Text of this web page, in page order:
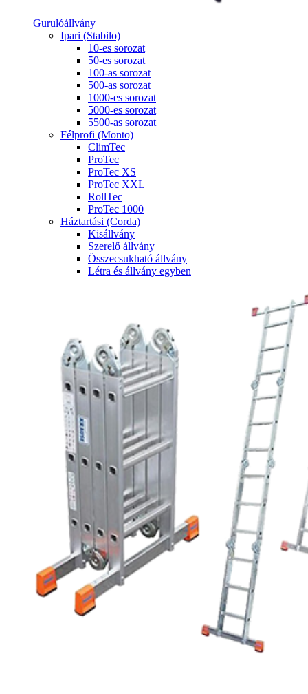
Gurulóállvány
Ipari (Stabilo)
10-es sorozat
50-es sorozat
100-as sorozat
500-as sorozat
1000-es sorozat
5000-es sorozat
5500-as sorozat
Félprofi (Monto)
ClimTec
ProTec
ProTec XS
ProTec XXL
RollTec
ProTec 1000
Háztartási (Corda)
Kisállvány
Szerelő állvány
Összecsukható állvány
Létra és állvány egyben